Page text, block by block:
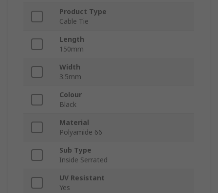
Product Type
Cable Tie
Length
150mm
Width
3.5mm
Colour
Black
Material
Polyamide 66
Sub Type
Inside Serrated
UV Resistant
Yes